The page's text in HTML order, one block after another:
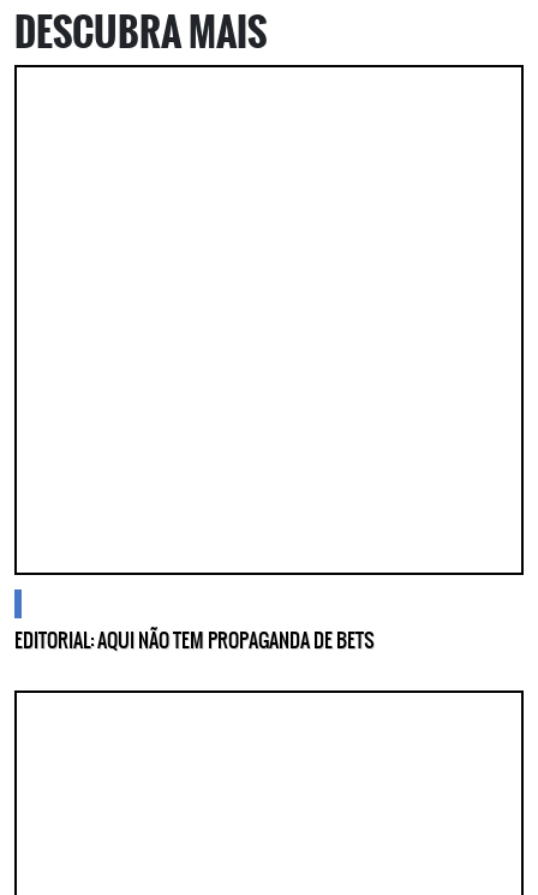
DESCUBRA MAIS
EDITORIAL: AQUI NÃO TEM PROPAGANDA DE BETS